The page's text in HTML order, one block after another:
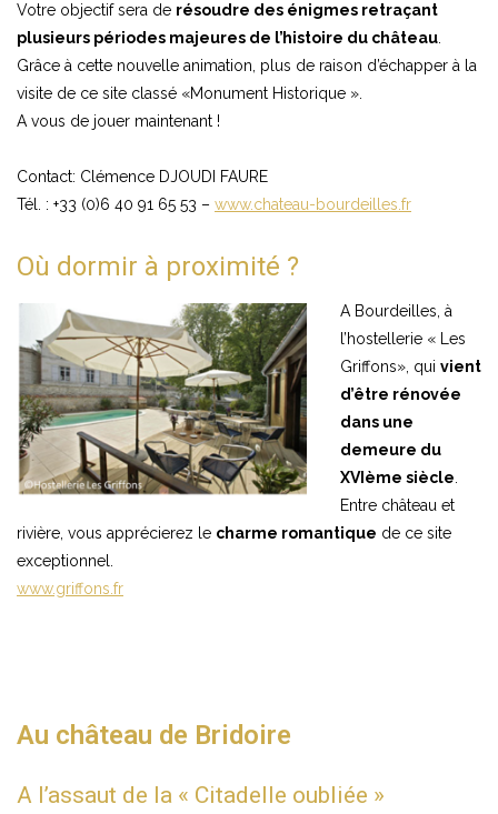
Votre objectif sera de résoudre des énigmes retraçant
plusieurs périodes majeures de l’histoire du château.
Grâce à cette nouvelle animation, plus de raison d’échapper à la
visite de ce site classé «Monument Historique ».
A vous de jouer maintenant !
Contact: Clémence DJOUDI FAURE
Tél. : +33 (0)6 40 91 65 53 – www.chateau-bourdeilles.fr
Où dormir à proximité ?
A Bourdeilles, à
l’hostellerie « Les
Griffons», qui vient
d’être rénovée
dans une
demeure du
XVIème siècle.
Entre château et
rivière, vous apprécierez le charme romantique de ce site
exceptionnel.
www.griffons.fr
Au château de Bridoire
A l’assaut de la « Citadelle oubliée »